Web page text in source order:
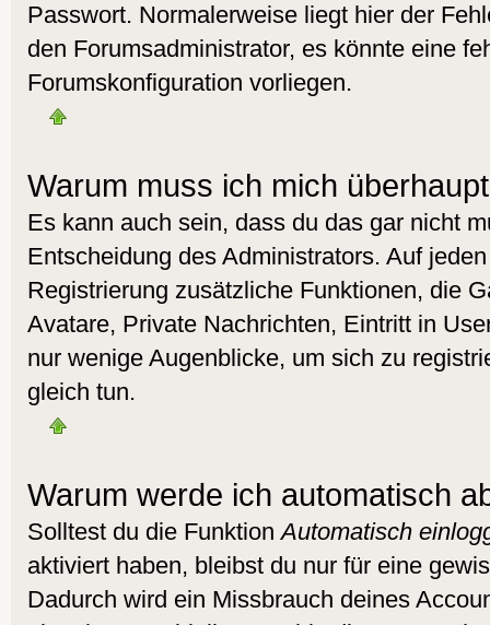
Passwort. Normalerweise liegt hier der
den Forumsadministrator, es könnte eine
Forumskonfiguration vorliegen.
Warum muss ich mich
Es kann auch sein, dass du das gar nicht
Entscheidung des Administrators. Auf
Registrierung zusätzliche Funktionen, die
Avatare, Private Nachrichten, Eintritt in
nur wenige Augenblicke, um sich zu
gleich tun.
Warum werde ich automatisch
Solltest du die FunktionAutomatisch
aktiviert haben, bleibst du nur für eine
Dadurch wird ein Missbrauch deines